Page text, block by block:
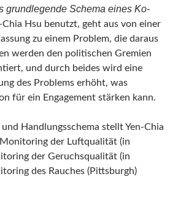
grundlegende Schema eines Ko-
Chia Hsu benutzt, geht aus von einer
zu einem Problem, die daraus
werden den politischen Gremien
und durch beides wird eine
des Problems erhöht, was
für ein Engagement stärken kann.
und Handlungsschema stellt Yen-Chia
der Luftqualität (in
der Geruchsqualität (in
des Rauches (Pittsburgh)